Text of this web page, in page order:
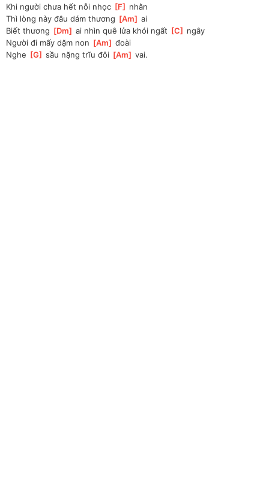
Khi người chưa hết nỗi nhọc [F
nhằn
Thì lòng này đâu dám thương [Am ] ai
Biết thương [Dm ] ai nhìn quê lửa khói ngất [C
ngây
Người đi mấy dặm non [Am ] đoài
Nghe [G ] sầu nặng trĩu đôi [Am ] vai.